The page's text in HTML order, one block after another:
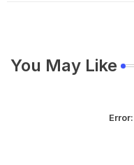
You May Like
Error: